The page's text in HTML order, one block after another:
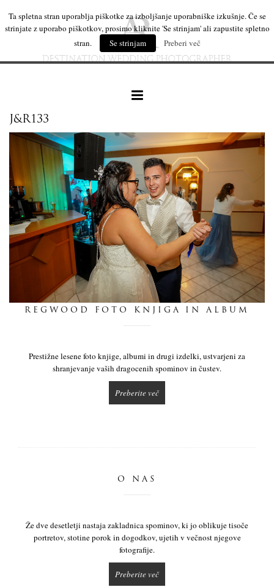
naše delo
leseni izdelki
mi
dnevnik
J&R133
REGWOOD FOTO KNJIGA IN ALBUM
Prestižne lesene foto knjige, albumi in drugi izdelki, ustvarjeni za
shranjevanje vaših dragocenih spominov in čustev.
Preberite več
O NAS
Že dve desetletji nastaja zakladnica spominov, ki jo oblikuje tisoče
portretov, stotine porok in dogodkov, ujetih v večnost njegove
fotografije.
Preberite več
Ta spletna stran uporablja piškotke za izboljšanje uporabniške izkušnje. Če se
strinjate z uporabo piškotkov, prosimo kliknite 'Se strinjam' ali zapustite spletno
stran.
Se strinjam Preberi več